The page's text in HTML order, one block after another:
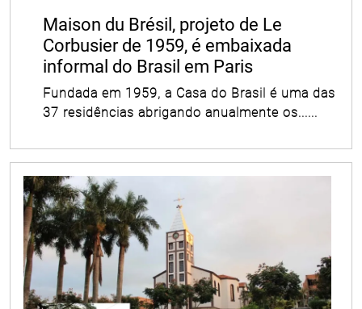
Maison du Brésil, projeto de Le
Corbusier de 1959, é embaixada
informal do Brasil em Paris
Fundada em 1959, a Casa do Brasil é uma das
37 residências abrigando anualmente os......